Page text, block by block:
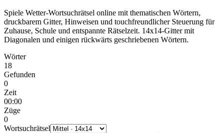
Spiele Wetter-Wortsuchrätsel online mit thematischen Wörtern,
druckbarem Gitter, Hinweisen und touchfreundlicher Steuerung für
Zuhause, Schule und entspannte Rätselzeit. 14x14-Gitter mit
Diagonalen und einigen rückwärts geschriebenen Wörtern.
Wörter
18
Gefunden
0
Zeit
00:00
Züge
0
Wortsuchrätsel